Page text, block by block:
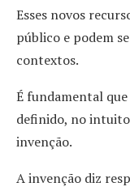
Esses novos
público e podem
contextos.
É fundamental
definido, no
invenção.
A invenção diz